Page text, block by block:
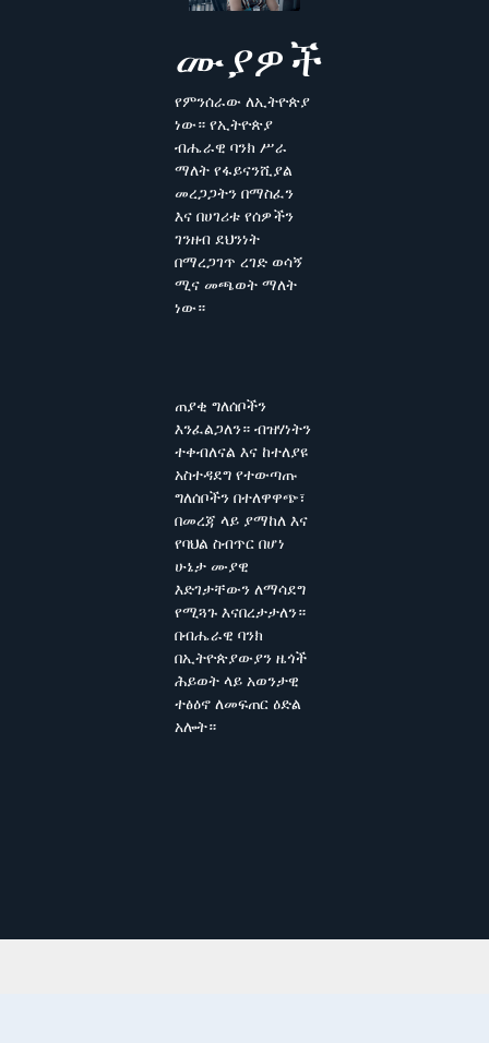
ሙያዎች
የምንሰራው ለኢትዮጵያ
ነው። የኢትዮጵያ
ብሔራዊ ባንክ ሥራ
ማለት የፋይናንሺያል
መረጋጋትን በማስፈን
እና በሀገሪቱ የሰዎችን
ገንዘብ ደህንነት
በማረጋገጥ ረገድ ወሳኝ
ሚና መጫወት ማለት
ነው።
ጠያቂ ግለሰቦችን
እንፈልጋለን። ብዝሃነትን
ተቀብለናል እና ከተለያዩ
አስተዳደግ የተውጣጡ
ግለሰቦችን በተለዋዋጭ፣
በመረጃ ላይ ያማከለ እና
የባህል ስብጥር በሆነ
ሁኔታ ሙያዊ
እድገታቸውን ለማሳደግ
የሚጓጉ እናበረታታለን።
በብሔራዊ ባንክ
በኢትዮጵያውያን ዜጎች
ሕይወት ላይ አወንታዊ
ተፅዕኖ ለመፍጠር ዕድል
አሎት።